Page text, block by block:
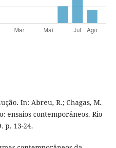
In: Abreu, R.; Chagas, M.
ensaios contemporâneos. Rio
p. 13-24.